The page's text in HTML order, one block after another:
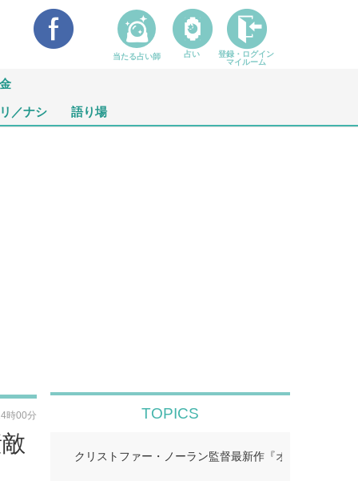
／ナシ 語り場
時00分 TOPICS
クリストファー・ノーラン監督最新作『オデュッセイ
当たる占い師 占い
登録・ログイン
マイルーム